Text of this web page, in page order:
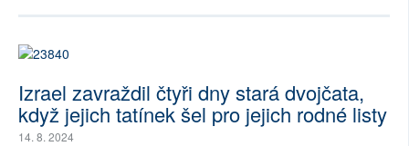
Izrael zavraždil čtyři dny stará dvojčata,
když jejich tatínek šel pro jejich rodné listy
14. 8. 2024